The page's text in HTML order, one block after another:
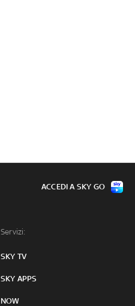
Servizi:
SKY TV
SKY APPS
NOW
ACCEDI A SKY GO